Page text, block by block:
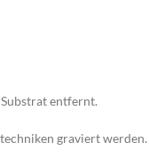
entfernt.
graviert werden.